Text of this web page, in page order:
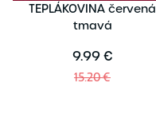
TEPLÁKOVINA červená
tmavá
9.99 €
15.20 €